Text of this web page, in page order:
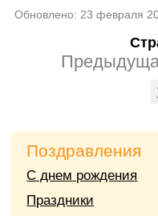
Обновлено: 23 февраля
Поздравления
С днем рождения
Праздники